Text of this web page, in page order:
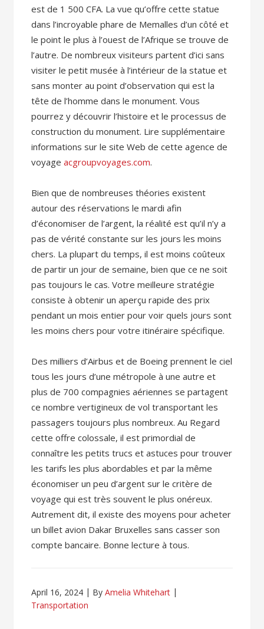
est de 1 500 CFA. La vue qu’offre cette statue
dans l’incroyable phare de Memalles d’un côté et
le point le plus à l’ouest de l’Afrique se trouve de
l’autre. De nombreux visiteurs partent d’ici sans
visiter le petit musée à l’intérieur de la statue et
sans monter au point d’observation qui est la
tête de l’homme dans le monument. Vous
pourrez y découvrir l’histoire et le processus de
construction du monument. Lire supplémentaire
informations sur le site Web de cette agence de
voyageacgroupvoyages.com.
Bien que de nombreuses théories existent
autour des réservations le mardi afin
d’économiser de l’argent, la réalité est qu’il n’y a
pas de vérité constante sur les jours les moins
chers. La plupart du temps, il est moins coûteux
de partir un jour de semaine, bien que ce ne soit
pas toujours le cas. Votre meilleure stratégie
consiste à obtenir un aperçu rapide des prix
pendant un mois entier pour voir quels jours sont
les moins chers pour votre itinéraire spécifique.
Des milliers d’Airbus et de Boeing prennent le ciel
tous les jours d’une métropole à une autre et
plus de 700 compagnies aériennes se partagent
ce nombre vertigineux de vol transportant les
passagers toujours plus nombreux. Au Regard
cette offre colossale, il est primordial de
connaître les petits trucs et astuces pour trouver
les tarifs les plus abordables et par la même
économiser un peu d’argent sur le critère de
voyage qui est très souvent le plus onéreux.
Autrement dit, il existe des moyens pour acheter
un billet avion Dakar Bruxelles sans casser son
compte bancaire. Bonne lecture à tous.
April 16, 2024 ByAmelia Whitehart
Transportation